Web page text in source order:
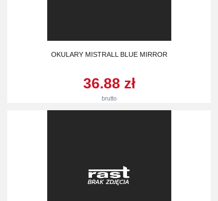
OKULARY MISTRALL BLUE MIRROR
36.88 zł
brutto